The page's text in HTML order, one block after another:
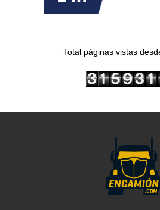
Total páginas vistas